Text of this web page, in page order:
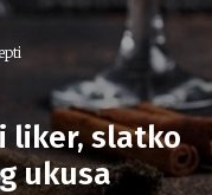
liker, slatko
ukusa